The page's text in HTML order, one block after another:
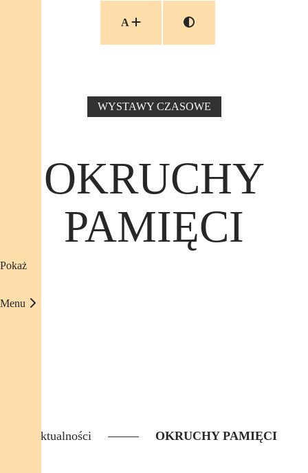
Pokaż
Menu
A
WYSTAWY CZASOWE
OKRUCHY
PAMIĘCI
Aktualności OKRUCHY PAMIĘCI